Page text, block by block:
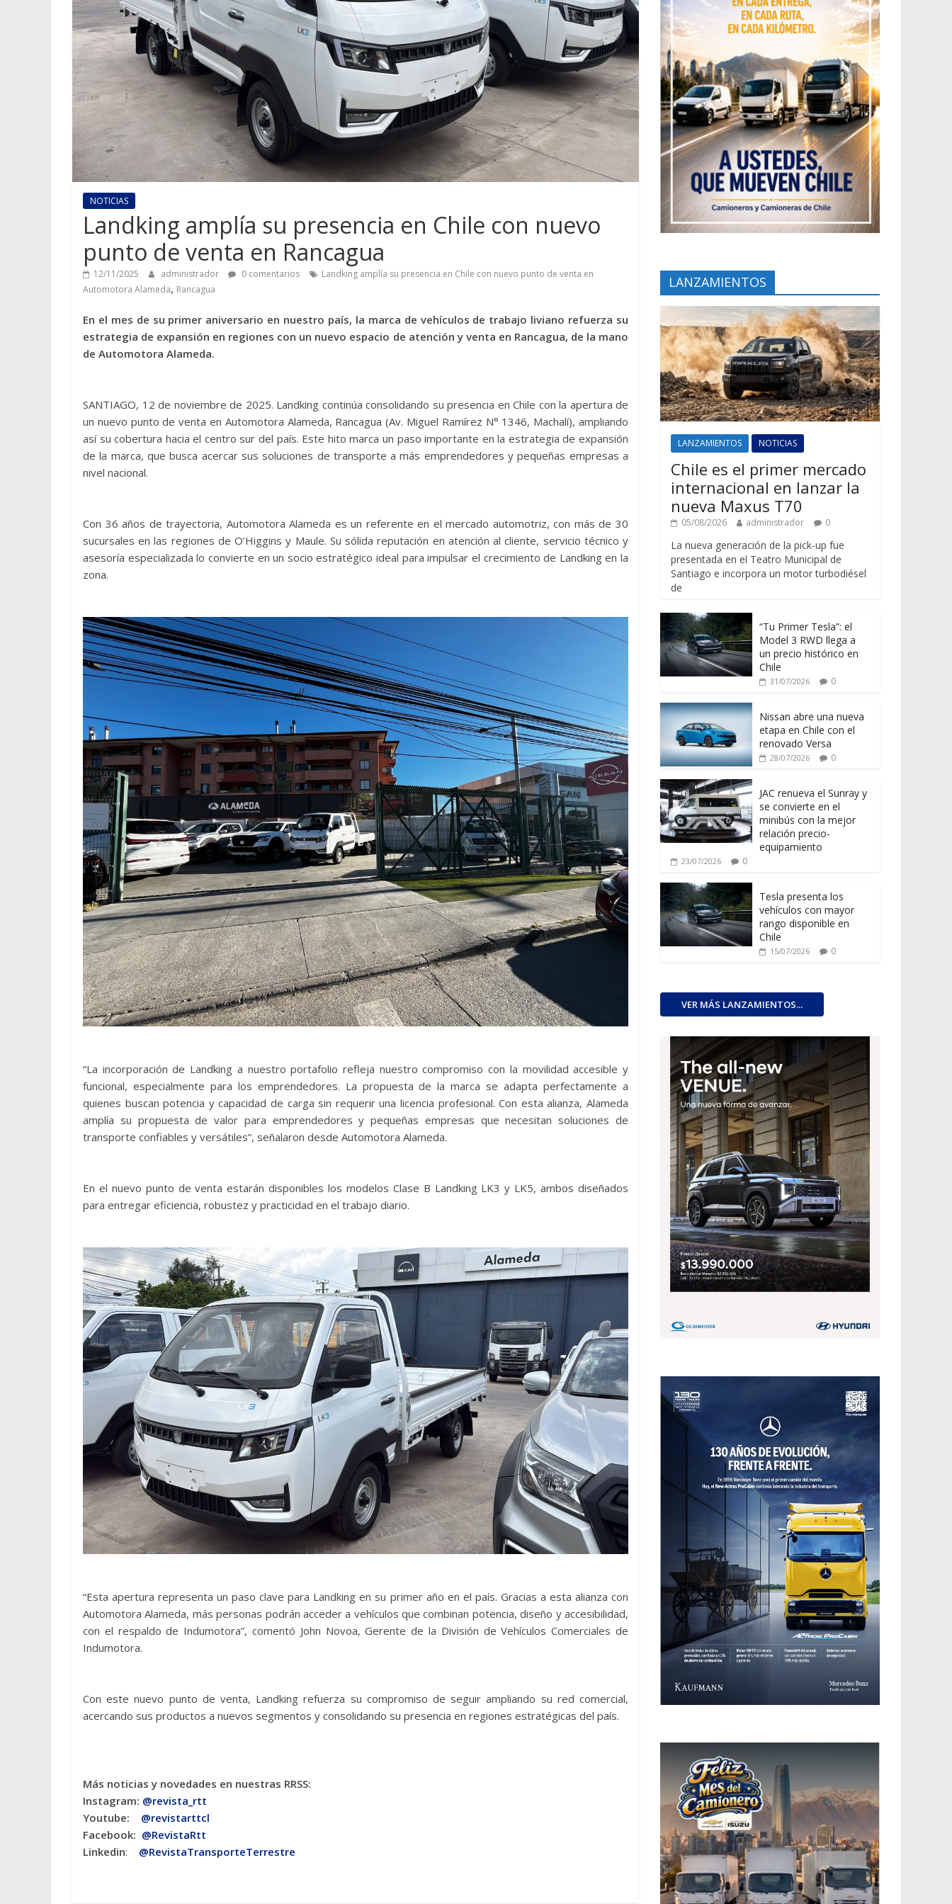
NOTICIAS
Landking amplía su presencia en Chile con nuevo
punto de venta en Rancagua
12/11/2025 administrador 0 comentarios
Landking amplía su presencia en Chile con nuevo punto de venta en
Automotora Alameda, Rancagua
En el mes de su primer aniversario en nuestro país, la marca de vehículos de trabajo liviano refuerza su
estrategia de expansión en regiones con un nuevo espacio de atención y venta en Rancagua, de la mano
de Automotora Alameda.
SANTIAGO, 12 de noviembre de 2025. Landking continúa consolidando su presencia en Chile con la apertura de
un nuevo punto de venta en Automotora Alameda, Rancagua (Av. Miguel Ramírez N° 1346, Machalí), ampliando
así su cobertura hacia el centro sur del país. Este hito marca un paso importante en la estrategia de expansión
de la marca, que busca acercar sus soluciones de transporte a más emprendedores y pequeñas empresas a
nivel nacional.
Con 36 años de trayectoria, Automotora Alameda es un referente en el mercado automotriz, con más de 30
sucursales en las regiones de O’Higgins y Maule. Su sólida reputación en atención al cliente, servicio técnico y
asesoría especializada lo convierte en un socio estratégico ideal para impulsar el crecimiento de Landking en la
zona.
“La incorporación de Landking a nuestro portafolio refleja nuestro compromiso con la movilidad accesible y
funcional, especialmente para los emprendedores. La propuesta de la marca se adapta perfectamente a
quienes buscan potencia y capacidad de carga sin requerir una licencia profesional. Con esta alianza, Alameda
amplía su propuesta de valor para emprendedores y pequeñas empresas que necesitan soluciones de
transporte confiables y versátiles”, señalaron desde Automotora Alameda.
En el nuevo punto de venta estarán disponibles los modelos Clase B Landking LK3 y LK5, ambos diseñados
para entregar eficiencia, robustez y practicidad en el trabajo diario.
“Esta apertura representa un paso clave para Landking en su primer año en el país. Gracias a esta alianza con
Automotora Alameda, más personas podrán acceder a vehículos que combinan potencia, diseño y accesibilidad,
con el respaldo de Indumotora”, comentó John Novoa, Gerente de la División de Vehículos Comerciales de
Indumotora.
Con este nuevo punto de venta, Landking refuerza su compromiso de seguir ampliando su red comercial,
acercando sus productos a nuevos segmentos y consolidando su presencia en regiones estratégicas del país.
Más noticias y novedades en nuestras RRSS:
Instagram: @revista_rtt
Youtube: @revistarttcl
Facebook: @RevistaRtt
Linkedin: @RevistaTransporteTerrestre
LANZAMIENTOS
LANZAMIENTOS NOTICIAS
Chile es el primer mercado
internacional en lanzar la
nueva Maxus T70
05/08/2026 administrador 0
La nueva generación de la pick-up fue
presentada en el Teatro Municipal de
Santiago e incorpora un motor turbodiésel
de
“Tu Primer Tesla”: el
Model 3 RWD llega a
un precio histórico en
Chile
31/07/2026 0
Nissan abre una nueva
etapa en Chile con el
renovado Versa
28/07/2026 0
JAC renueva el Sunray y
se convierte en el
minibús con la mejor
relación precio-
equipamiento
23/07/2026 0
Tesla presenta los
vehículos con mayor
rango disponible en
Chile
15/07/2026 0
VER MÁS LANZAMIENTOS...